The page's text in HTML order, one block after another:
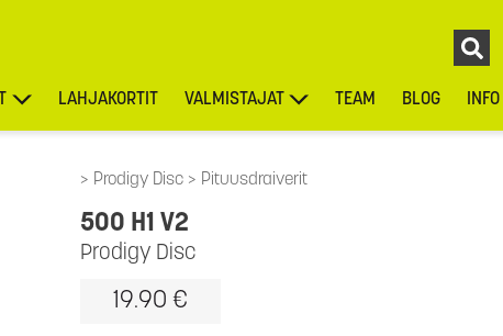
LAHJAKORTIT VALMISTAJAT TEAM BLOG INFO
Prodigy Disc Pituusdraiverit
Prodigy Disc
500 H1 V2
19.90 €